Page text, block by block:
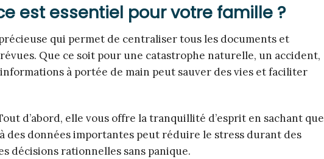
est essentiel pour votre famille ?
qui permet de centraliser tous les documents et
Que ce soit pour une catastrophe naturelle, un accident,
à portée de main peut sauver des vies et faciliter
d’abord, elle vous offre la tranquillité d’esprit en sachant que
des données importantes peut réduire le stress durant des
décisions rationnelles sans panique.